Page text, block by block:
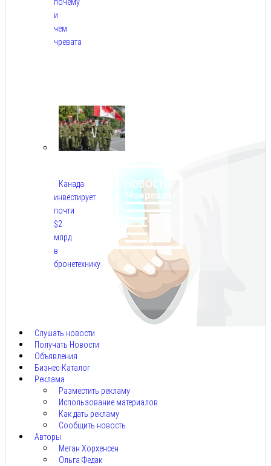
почему
и
чем
чревата
Канада
инвестирует
почти
$2
млрд
в
бронетехнику
Слушать новости
Получать Новости
Объявления
Бизнес-Каталог
Реклама
Разместить рекламу
Использование материалов
Как дать рекламу
Сообщить новость
Авторы
Меган Хорхенсен
Ольга Федак